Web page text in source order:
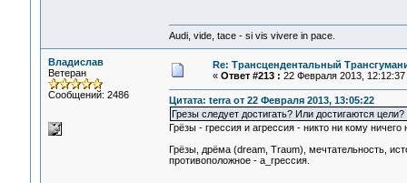
Audi, vide, tace - si vis vivere in pace.
Владислав
Ветеран
Сообщений: 2486
Re: Трансцендентальный
« Ответ #213 : 22 Февраля 2013, 12:12:37
Цитата: terra от 22 Февраля 2013, 13:05:22
Грезы следует достигать? Или достигаются цели?
Грёзы - грессия и агрессия - никто ни кому ничего
Грёзы, дрёма (dream, Traum), мечтательность,
противоположное - а_грессия.